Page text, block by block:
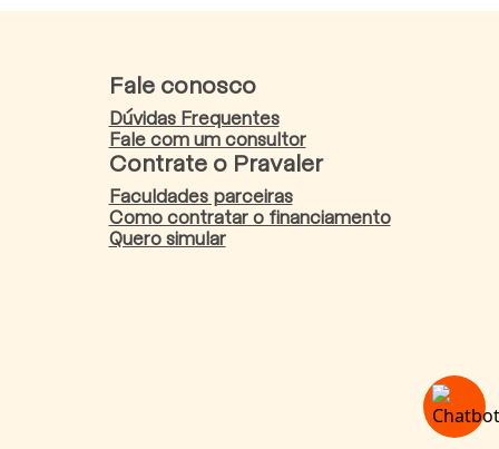
Fale conosco
Dúvidas Frequentes
Fale com um consultor
Contrate o Pravaler
Faculdades parceiras
Como contratar o financiamento
Quero simular